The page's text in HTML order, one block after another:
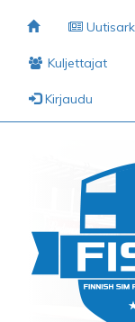
Kuljettajat
Kirjaudu